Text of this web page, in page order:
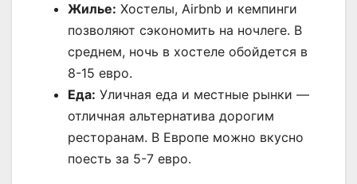
Жилье: Хостелы, Airbnb и кемпинги
позволяют сэкономить на ночлеге. В
среднем, ночь в хостеле обойдется в
8-15 евро.
Еда: Уличная еда и местные рынки —
отличная альтернатива дорогим
ресторанам. В Европе можно вкусно
поесть за 5-7 евро.